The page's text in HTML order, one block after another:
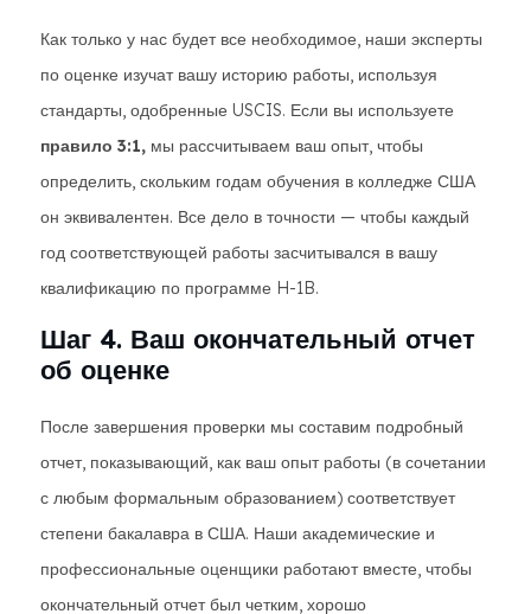
Как только у нас будет все необходимое, наши эксперты
по оценке изучат вашу историю работы, используя
стандарты, одобренные USCIS. Если вы используете
правило 3:1, мы рассчитываем ваш опыт, чтобы
определить, скольким годам обучения в колледже США
он эквивалентен. Все дело в точности — чтобы каждый
год соответствующей работы засчитывался в вашу
квалификацию по программе H-1B.
Шаг 4. Ваш окончательный отчет
об оценке
После завершения проверки мы составим подробный
отчет, показывающий, как ваш опыт работы (в сочетании
с любым формальным образованием) соответствует
степени бакалавра в США. Наши академические и
профессиональные оценщики работают вместе, чтобы
окончательный отчет был четким, хорошо